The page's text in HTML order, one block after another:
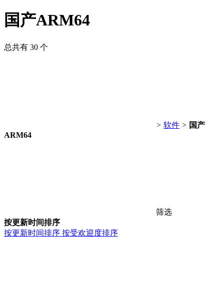
国产ARM64
总共有 30 个
> 软件 > 国产
ARM64
筛选
按更新时间排序
按更新时间排序 按受欢迎度排序